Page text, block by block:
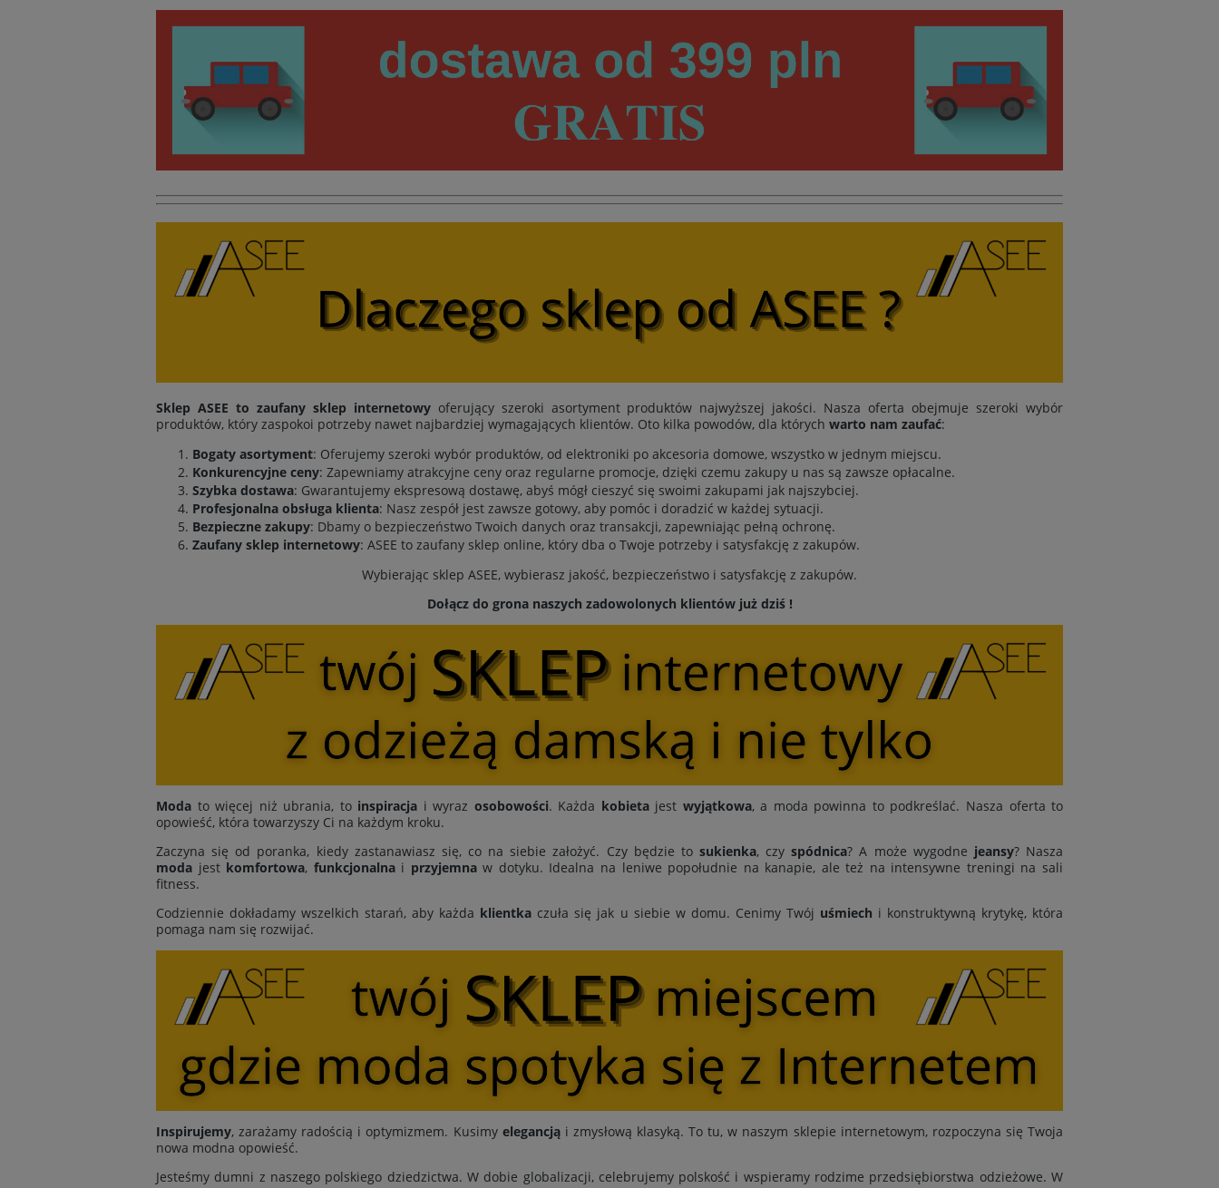
Sklep ASEE to zaufany sklep internetowyoferujący szeroki asortyment produktów najwyższej jakości. Nasza oferta obejmuje szeroki wybór
produktów, który zaspokoi potrzeby nawet najbardziej wymagających klientów. Oto kilka powodów, dla których warto nam zaufać:
Bogaty asortyment: Oferujemy szeroki wybór produktów, od elektroniki po akcesoria domowe, wszystko w jednym miejscu.
Konkurencyjne ceny: Zapewniamy atrakcyjne ceny oraz regularne promocje, dzięki czemu zakupy u nas są zawsze opłacalne.
Szybka dostawa: Gwarantujemy ekspresową dostawę, abyś mógł cieszyć się swoimi zakupami jak najszybciej.
Profesjonalna obsługa klienta: Nasz zespół jest zawsze gotowy, aby pomóc i doradzić w każdej sytuacji.
Bezpieczne zakupy: Dbamy o bezpieczeństwo Twoich danych oraz transakcji, zapewniając pełną ochronę.
Zaufany sklep internetowy: ASEE to zaufany sklep online, który dba o Twoje potrzeby i satysfakcję z zakupów.
Wybierając sklep ASEE, wybierasz jakość, bezpieczeństwo i satysfakcję z zakupów.
Dołącz do grona naszych zadowolonych klientów już dziś !
Moda to więcej niż ubrania, to inspiracja i wyraz osobowości. Każda kobietajest wyjątkowa, a moda powinna to podkreślać. Nasza oferta to
opowieść, która towarzyszy Ci na każdym kroku.
Zaczyna się od poranka, kiedy zastanawiasz się, co na siebie założyć. Czy będzie to sukienka, czyspódnica? A może wygodne jeansy? Nasza
moda jest komfortowa, funkcjonalnai przyjemnaw dotyku. Idealna na leniwe popołudnie na kanapie, ale też na intensywne treningi na sali
fitness.
Codziennie dokładamy wszelkich starań, aby każda klientka czuła się jak u siebie w domu. Cenimy Twój uśmiech i konstruktywną krytykę, która
pomaga nam się rozwijać.
Inspirujemy, zarażamy radością i optymizmem. Kusimy elegancjąi zmysłową klasyką. To tu, w naszym sklepie internetowym, rozpoczyna się Twoja
nowa modna opowieść.
Jesteśmy dumni z naszego polskiego dziedzictwa. W dobie globalizacji, celebrujemy polskość i wspieramy rodzime przedsiębiorstwa odzieżowe. W